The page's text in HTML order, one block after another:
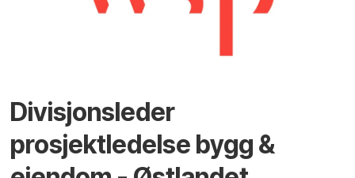
Divisjonsleder
prosjektledelse bygg &